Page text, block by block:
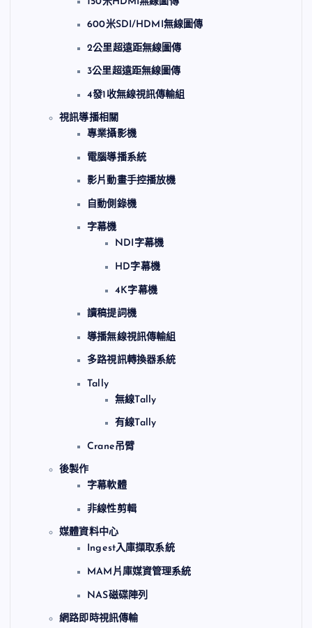
600米SDI/HDMI無線圖傳
2公里超遠距無線圖傳
3公里超遠距無線圖傳
4發1收無線視訊傳輸組
視訊導播相關
專業攝影機
電腦導播系統
影片動畫手控播放機
自動側錄機
字幕機
NDI字幕機
HD字幕機
4K字幕機
讀稿提詞機
導播無線視訊傳輸組
多路視訊轉換器系統
Tally
無線Tally
有線Tally
Crane吊臂
後製作
字幕軟體
非線性剪輯
媒體資料中心
Ingest入庫擷取系統
MAM片庫媒資管理系統
NAS磁碟陣列
網路即時視訊傳輸